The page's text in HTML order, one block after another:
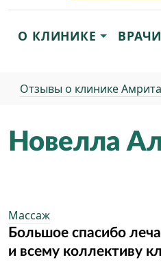
О КЛИНИКЕ ВРАЧИ
Отзывы о клинике Амрита
Новелла
Массаж
Большое спасибо
и всему коллективу